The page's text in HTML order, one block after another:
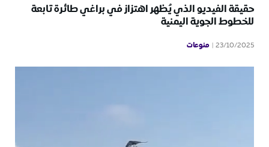
حقيقة الفيديو الذي يُظهر اهتزاز في براغي طائرة تابعة
للخطوط الجوية اليمنية
23/10/2025 منوعات